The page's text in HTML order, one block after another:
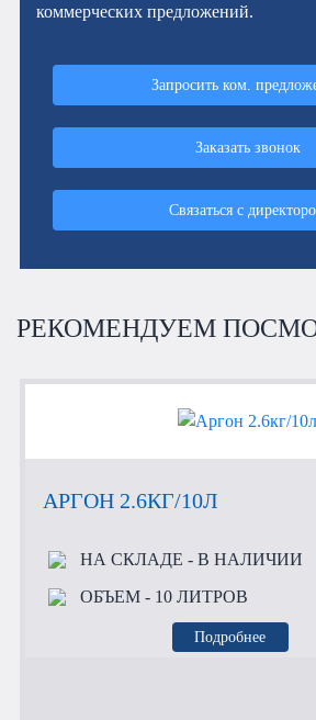
коммерческих предложений.
Запросить ком.
Заказать звонок
Связаться с
РЕКОМЕНДУЕМ
АРГОН 2.6КГ/10Л
НА СКЛАДЕ - В НАЛИЧИИ
ОБЪЕМ- 10 ЛИТРОВ
Подробнее